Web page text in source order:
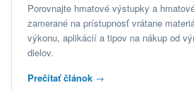
Porovnajte hmatové výstupky a
zamerané na prístupnosť vrátane
výkonu, aplikácií a tipov na nákup od
dielov.
Prečítať článok →